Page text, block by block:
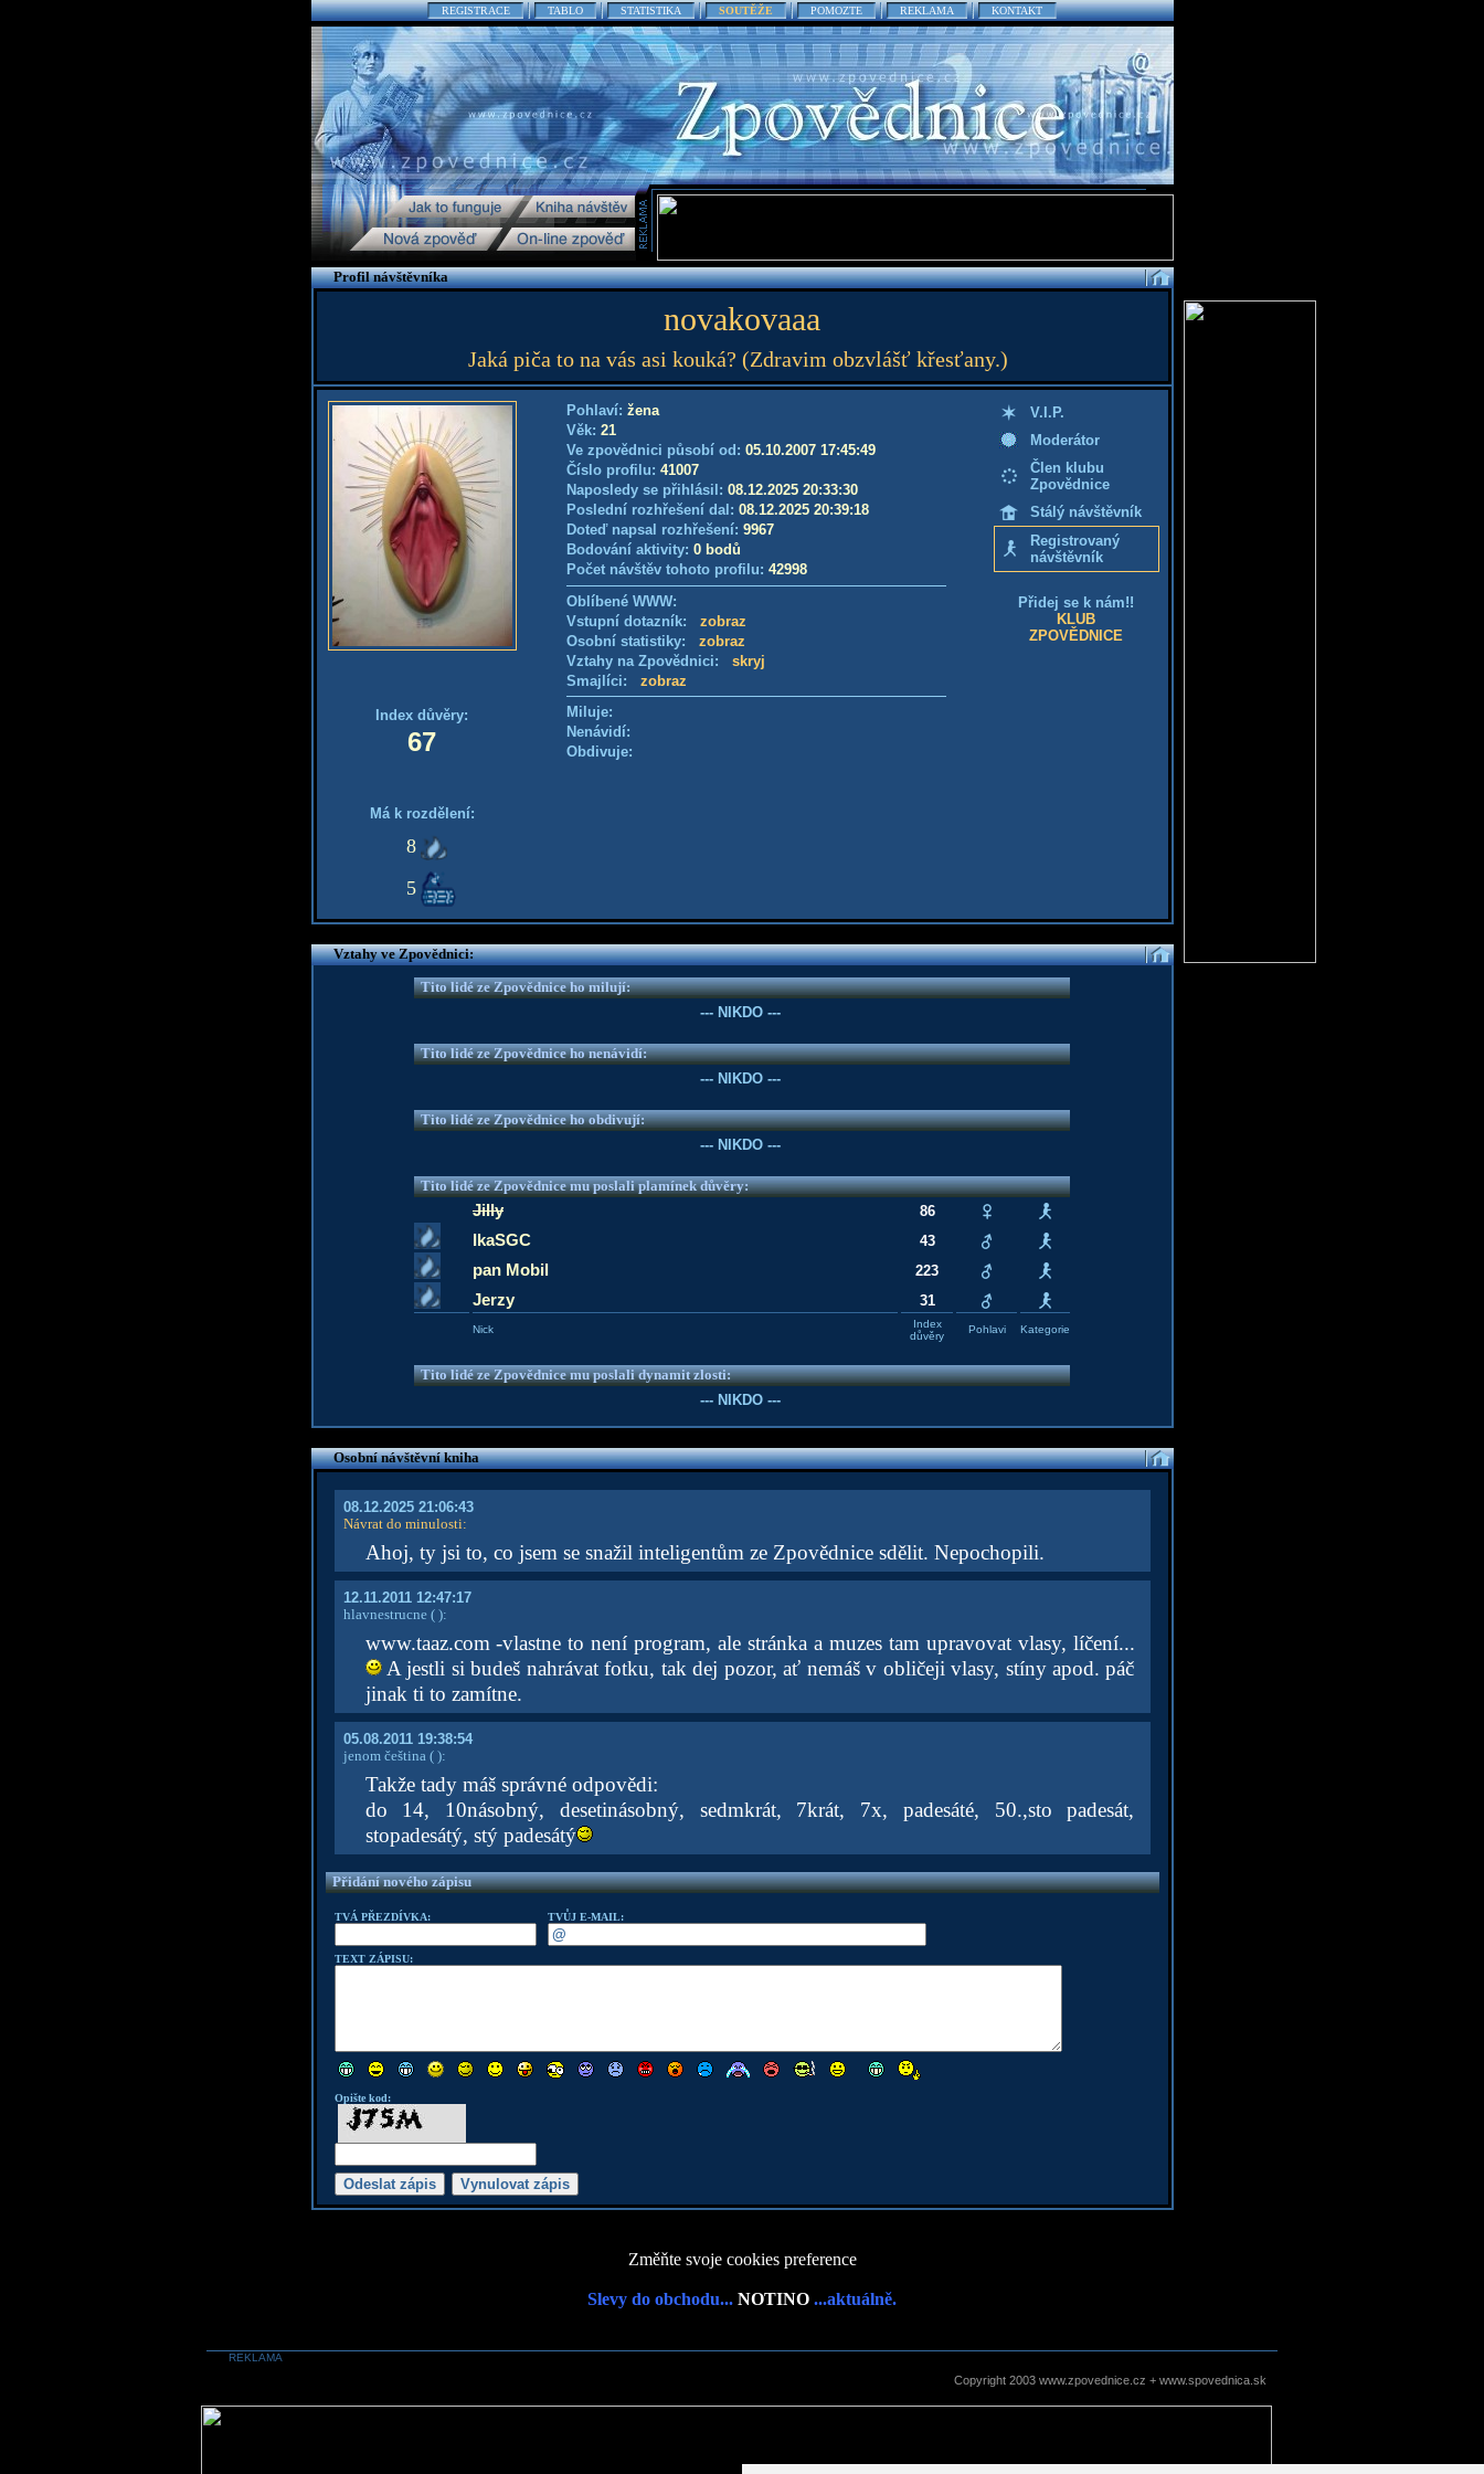
REGISTRACE TABLO STATISTIKA SOUTĚŽE POMOZTE REKLAMA KONTAKT
Profil návštěvníka
novakovaaa
Jaká piča to na vás asi kouká? (Zdravim obzvlášť křesťany.)
Index důvěry:
67
Má k rozdělení:
8
5
Pohlaví: žena
Věk: 21
Ve zpovědnici působí od: 05.10.2007 17:45:49
Číslo profilu: 41007
Naposledy se přihlásil: 08.12.2025 20:33:30
Poslední rozhřešení dal: 08.12.2025 20:39:18
Doteď napsal rozhřešení: 9967
Bodování aktivity: 0 bodů
Počet návštěv tohoto profilu: 42998
Oblíbené WWW:
Vstupní dotazník: zobraz
Osobní statistiky: zobraz
Vztahy na Zpovědnici: skryj
Smajlíci: zobraz
Miluje:
Nenávidí:
Obdivuje:
V.I.P.
Moderátor
Člen klubu
Zpovědnice
Stálý návštěvník
Registrovaný
návštěvník
Přidej se k nám!!
KLUB
ZPOVĚDNICE
Vztahy ve Zpovědnici:
Tito lidé ze Zpovědnice ho milují:
--- NIKDO ---
Tito lidé ze Zpovědnice ho nenávidí:
--- NIKDO ---
Tito lidé ze Zpovědnice ho obdivují:
--- NIKDO ---
Tito lidé ze Zpovědnice mu poslali plamínek důvěry:
Jilly 86
IkaSGC 43
pan Mobil 223
Jerzy 31
Nick
Index
důvěry
Pohlavi Kategorie
Tito lidé ze Zpovědnice mu poslali dynamit zlosti:
--- NIKDO ---
Osobní návštěvní kniha
08.12.2025 21:06:43
Návrat do minulosti:
Ahoj, ty jsi to, co jsem se snažil inteligentům ze Zpovědnice sdělit. Nepochopili.
12.11.2011 12:47:17
hlavnestrucne( ):
www.taaz.com -vlastne to není program, ale stránka a muzes tam upravovat vlasy, líčení...
A jestli si budeš nahrávat fotku, tak dej pozor, ať nemáš v obličeji vlasy, stíny apod. páč
jinak ti to zamítne.
05.08.2011 19:38:54
jenom čeština( ):
Takže tady máš správné odpovědi:
do 14, 10násobný, desetinásobný, sedmkrát, 7krát, 7x, padesáté, 50.,sto padesát,
stopadesátý, stý padesátý
Přidání nového zápisu
TVÁ PŘEZDÍVKA: TVŮJ E-MAIL:
TEXT ZÁPISU:
Opište kod:
Změňte svoje cookies preference
Slevy do obchodu... NOTINO ...aktuálně.
REKLAMA
Copyright 2003 www.zpovednice.cz + www.spovednica.sk